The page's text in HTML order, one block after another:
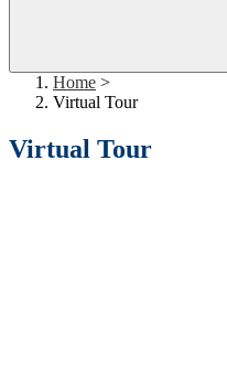
Home >
Virtual Tour
Virtual Tour